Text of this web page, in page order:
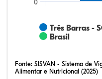
Três Barras -
Brasil
0
Fonte: SISVAN - Sistema de
Alimentar e Nutricional (2025)